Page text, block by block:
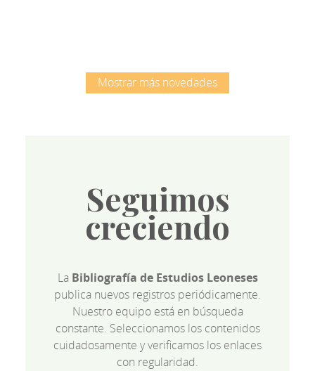
Mostrar más novedades
Seguimos
creciendo
La Bibliografía de Estudios Leoneses
publica nuevos registros periódicamente.
Nuestro equipo está en búsqueda
constante. Seleccionamos los contenidos
cuidadosamente y verificamos los enlaces
con regularidad.